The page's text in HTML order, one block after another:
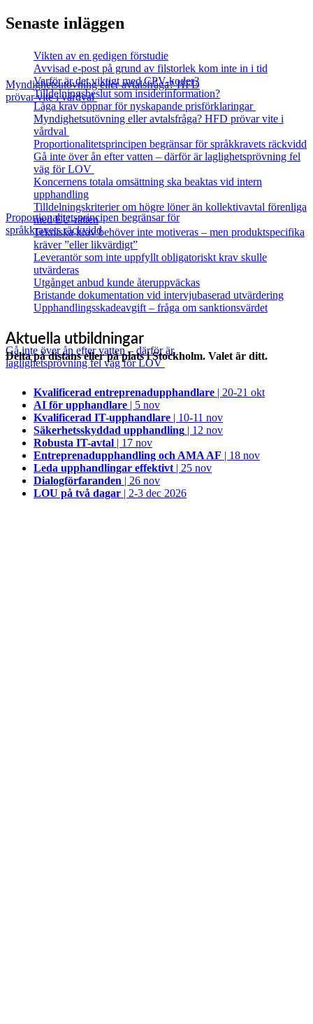
Myndighetsutövning eller avtalsfråga? HFD
prövar vite i vårdval
Proportionalitetsprincipen begränsar för
språkkravets räckvidd
Gå inte över ån efter vatten – därför är
laglighetsprövning fel väg för LOV
Senaste inläggen
Vikten av en gedigen förstudie
Avvisad e-post på grund av filstorlek kom inte in i tid
Varför är det viktigt med CPV-koder?
Tilldelningsbeslut som insiderinformation?
Låga krav öppnar för nyskapande prisförklaringar
Myndighetsutövning eller avtalsfråga? HFD prövar vite i
vårdval
Proportionalitetsprincipen begränsar för språkkravets räckvidd
Gå inte över ån efter vatten – därför är laglighetsprövning fel
väg för LOV
Koncernens totala omsättning ska beaktas vid intern
upphandling
Tilldelningskriterier om högre löner än kollektivavtal förenliga
med EU‑rätten
Tekniska krav behöver inte motiveras – men produktspecifika
kräver ”eller likvärdigt”
Leverantör som inte uppfyllt obligatoriskt krav skulle
utvärderas
Utgånget anbud kunde återuppväckas
Bristande dokumentation vid intervjubaserad utvärdering
Upphandlingsskadeavgift – fråga om sanktionsvärdet
Aktuella utbildningar
Delta på distans eller på plats i Stockholm. Valet är ditt.
Kvalificerad entreprenad­upphandlare | 20-21 okt
AI för upphandlare | 5 nov
Kvalificerad IT-upphandlare | 10-11 nov
Säkerhetsskyddad upphandling | 12 nov
Robusta IT-avtal | 17 nov
Entreprenadupphandling och AMA AF | 18 nov
Leda upphandlingar effektivt | 25 nov
Dialogförfaranden | 26 nov
LOU på två dagar | 2-3 dec 2026